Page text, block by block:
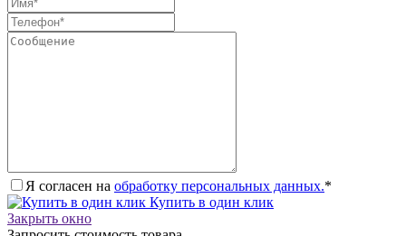
Я согласен на обработку персональных данных.*
Купить в один клик
Закрыть окно